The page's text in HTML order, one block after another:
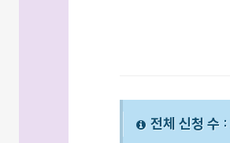
전체 신청 수